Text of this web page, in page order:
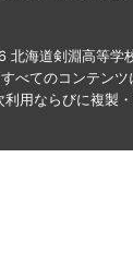
海道剣淵高等学
べてのコンテン
用ならびに複製